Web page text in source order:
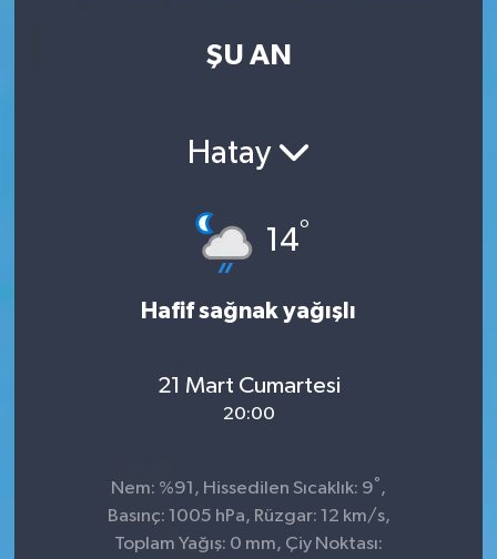
ŞU AN
Hatay
14°
Hafif sağnak yağışlı
21 Mart Cumartesi
20:00
Nem: %91, Hissedilen Sıcaklık: 9° ,
Basınç: 1005 hPa, Rüzgar: 12 km/s,
Toplam Yağış: 0 mm, Çiy Noktası: